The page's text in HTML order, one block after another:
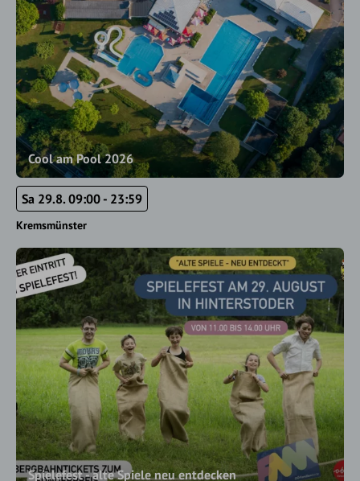
Cool am Pool 2026
Sa 29.8. 09:00 - 23:59
Kremsmünster
Spielefest - alte Spiele neu entdecken